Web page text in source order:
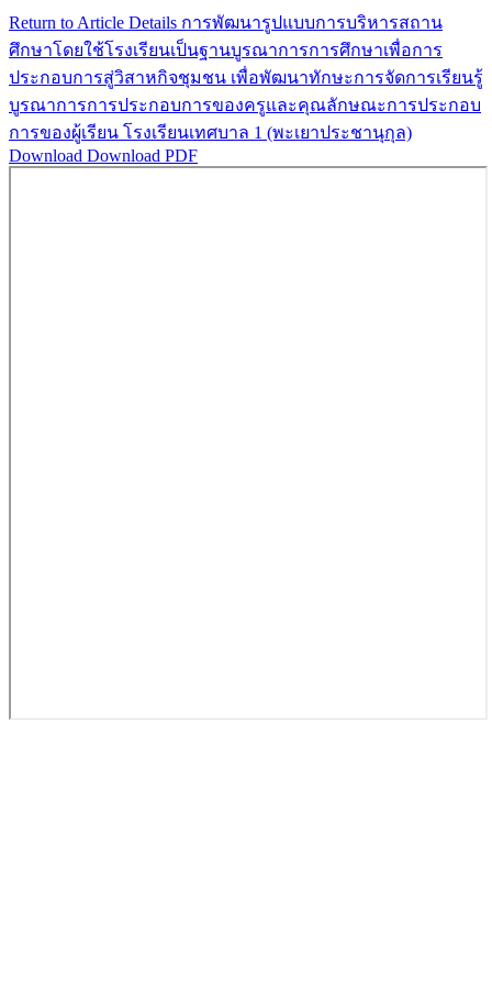
Return to Article Details การพัฒนารูปแบบการบริหารสถาน
ศึกษาโดยใช้โรงเรียนเป็นฐานบูรณาการการศึกษาเพื่อการ
ประกอบการสู่วิสาหกิจชุมชน เพื่อพัฒนาทักษะการจัดการเรียนรู้
บูรณาการการประกอบการของครูและคุณลักษณะการประกอบ
การของผู้เรียน โรงเรียนเทศบาล 1 (พะเยาประชานุกุล)
Download Download PDF